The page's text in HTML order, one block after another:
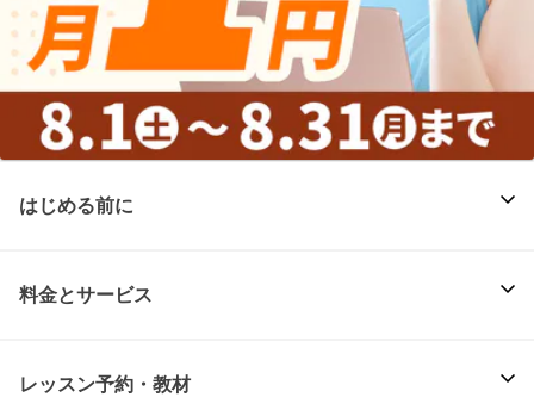
はじめる前に
料金とサービス
レッスン予約・教材